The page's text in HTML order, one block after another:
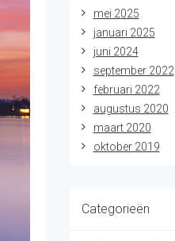
mei 2025
januari 2025
juni 2024
september 2022
februari 2022
augustus 2020
maart 2020
oktober 2019
Categorieën